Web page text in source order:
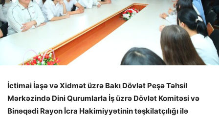
İctimai İaşə və Xidmət üzrə Bakı Dövlət Peşə Təhsil
Mərkəzində Dini Qurumlarla İş üzrə Dövlət Komitəsi və
Binəqədi Rayon İcra Hakimiyyətinin təşkilatçılığı ilə